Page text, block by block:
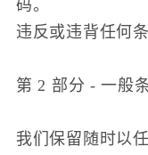
码。
违反或违背任何
第 2 部分 - 一般
我们保留随时以